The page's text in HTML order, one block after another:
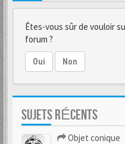
Êtes-vous sûr de vouloir
forum ?
Oui Non
SUJETS RÉCENTS
Objet conique